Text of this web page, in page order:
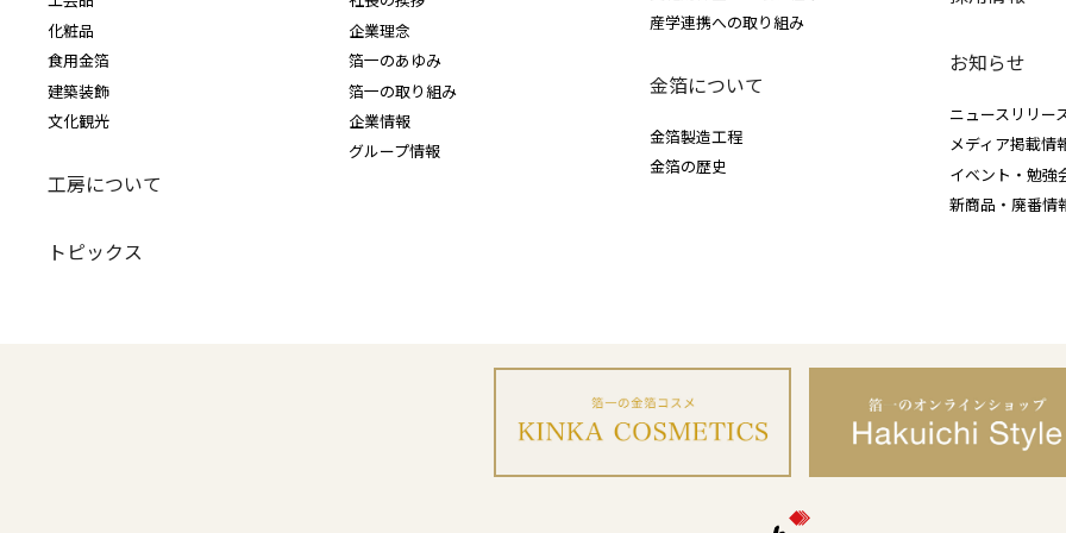
化粧品
食用金箔
建築装飾
文化観光
工房について
トピックス
企業理念
箔一のあゆみ
箔一の取り組み
企業情報
グループ情報
産学連携への取り組み
金箔について
金箔製造工程
金箔の歴史
お知らせ
ニュースリリー
メディア掲載情
イベント・勉強
新商品・廃番情